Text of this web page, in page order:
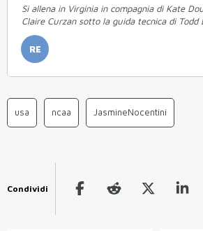
Si allena in Virginia in compagnia di Kate
Claire Curzan sotto la guida tecnica di Todd
RE
usa ncaa JasmineNocentini
Condividi